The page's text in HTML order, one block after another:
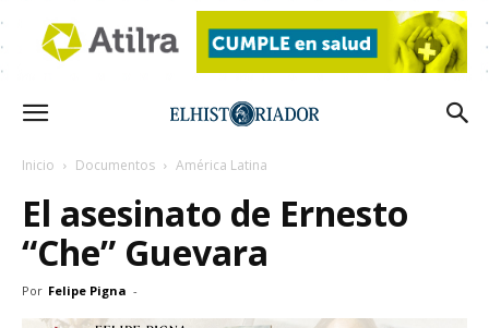
Inicio Documentos América Latina
El asesinato de Ernesto
“Che” Guevara
Por Felipe Pigna -